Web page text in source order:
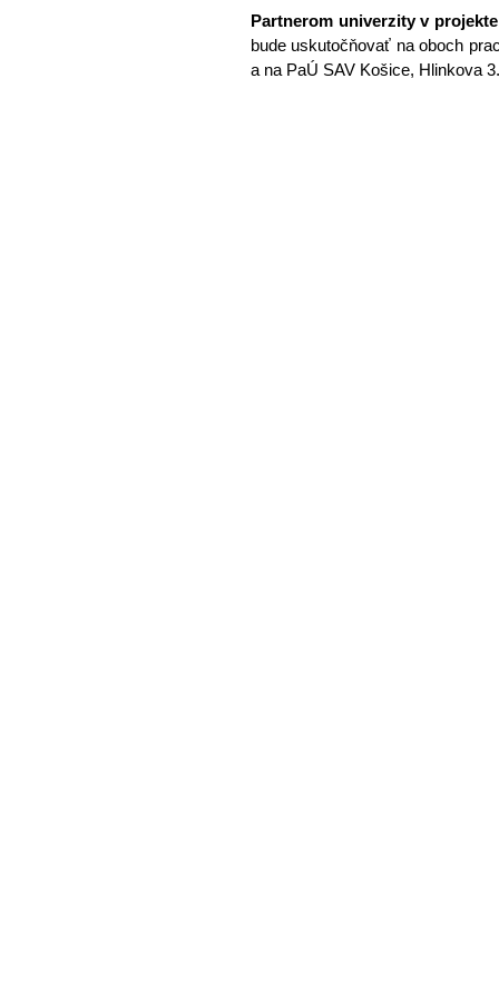
Partnerom univerzity v
bude uskutočňovať na oboch
a na PaÚ SAV Košice, Hlinkova 3.